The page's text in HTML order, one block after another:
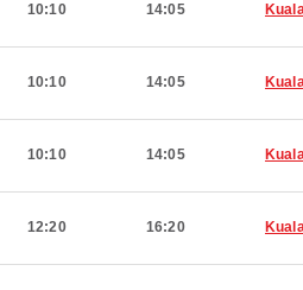
10:10 14:05
10:10 14:05
10:10 14:05
12:20 16:20